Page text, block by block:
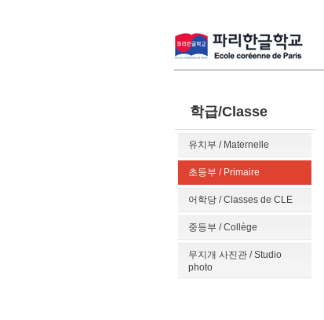
학급/Classe
유치부 / Maternelle
초등부 / Primaire
어학당 / Classes de CLE
중등부 / Collège
무지개 사진관 / Studio
photo